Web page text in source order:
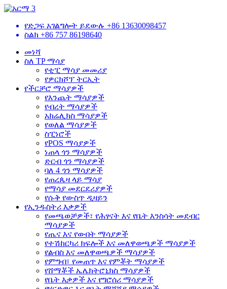
የድጋፍ አገልግሎት ይደውሉ +86 13630098457
ስልክ +86 757 86198640
መነሻ
ስለ TP ማሳያ
የቲፒ ማሳያ መመሪያ
የዎርክሾፕ ትርኢት
የችርቻሮ ማሳያዎች
የእንጨት ማሳያዎች
የብረት ማሳያዎች
አክሬሊክስ ማሳያዎች
የወለል ማሳያዎች
ስፒነሮች
የPOS ማሳያዎች
ነጠላ ጎን ማሳያዎች
ድርብ ጎን ማሳያዎች
ባለ 4 ጎን ማሳያዎች
የጠረጴዛ ላይ ማሳያ
የማሳያ መደርደሪያዎች
የሱቅ የውስጥ ዲዛይን
የኢንዱስትሪ እቃዎች
የመጫወቻዎች፣ የሕፃናት እና የቤት እንስሳት መደብር
ማሳያዎች
የጤና እና የውበት ማሳያዎች
የተሽከርካሪ ክፍሎች እና መለዋወጫዎች ማሳያዎች
የልብስ እና መለዋወጫዎች ማሳያዎች
የምግብ፣ የመጠጥ እና የምቾት ማሳያዎች
የሸማቾች ኤሌክትሮኒክስ ማሳያዎች
የቤት እቃዎች እና የግሮሰሪ ማሳያዎች